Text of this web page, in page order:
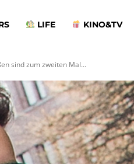
LIFE KINO&TV
sind zum zweiten Mal...